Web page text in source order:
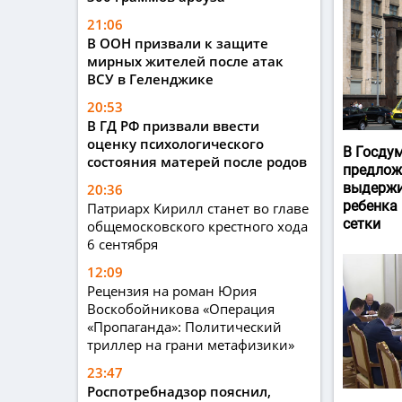
21:06
В ООН призвали к защите
мирных жителей после атак
ВСУ в Геленджике
20:53
В ГД РФ призвали ввести
оценку психологического
состояния матерей после родов
20:36
Патриарх Кирилл станет во главе
общемосковского крестного хода
6 сентября
12:09
Рецензия на роман Юрия
Воскобойникова «Операция
«Пропаганда»: Политический
триллер на грани метафизики»
23:47
Роспотребнадзор пояснил,
В
сетки